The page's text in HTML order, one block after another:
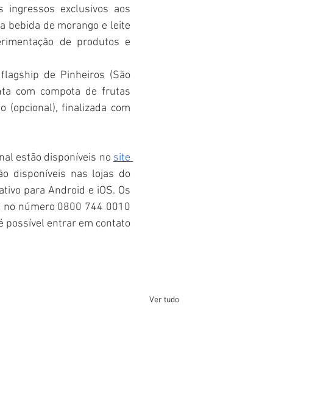
ingressos exclusivos aos
bebida de morango e leite
de produtos e
de Pinheiros (São
com compota de frutas
(opcional), finalizada com
estão disponíveis no site
disponíveis nas lojas do
para Android e iOS. Os
número 0800 744 0010
possível entrar em contato
Ver tudo